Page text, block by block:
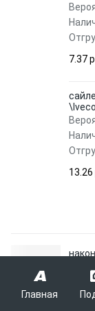
Главная
7.37 p.
13.26